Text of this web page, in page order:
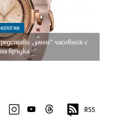
„умен“ часовник с
връзка
instagram
youtubethreads RSS